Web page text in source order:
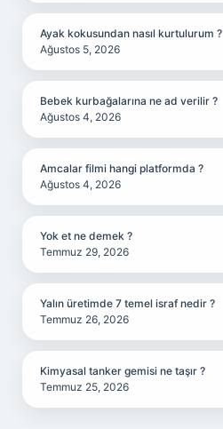
Ayak kokusundan nasıl kurtulurum ?
Ağustos 5, 2026
Bebek kurbağalarına ne ad verilir ?
Ağustos 4, 2026
Amcalar filmi hangi platformda ?
Ağustos 4, 2026
Yok et ne demek ?
Temmuz 29, 2026
Yalın üretimde 7 temel israf nedir ?
Temmuz 26, 2026
Kimyasal tanker gemisi ne taşır ?
Temmuz 25, 2026